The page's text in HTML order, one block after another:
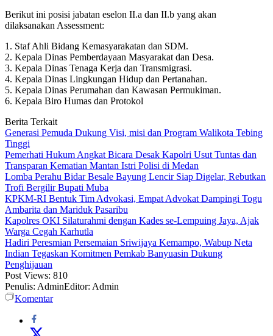
Berikut ini posisi jabatan eselon II.a dan II.b yang akan
dilaksanakan Assessment:
1. Staf Ahli Bidang Kemasyarakatan dan SDM.
2. Kepala Dinas Pemberdayaan Masyarakat dan Desa.
3. Kepala Dinas Tenaga Kerja dan Transmigrasi.
4. Kepala Dinas Lingkungan Hidup dan Pertanahan.
5. Kepala Dinas Perumahan dan Kawasan Permukiman.
6. Kepala Biro Humas dan Protokol
Berita Terkait
Generasi Pemuda Dukung Visi, misi dan Program Walikota Tebing
Tinggi
Pemerhati Hukum Angkat Bicara Desak Kapolri Usut Tuntas dan
Transparan Kematian Mantan Istri Polisi di Medan
Lomba Perahu Bidar Besale Bayung Lencir Siap Digelar, Rebutkan
Trofi Bergilir Bupati Muba
KPKM-RI Bentuk Tim Advokasi, Empat Advokat Dampingi Togu
Ambarita dan Mariduk Pasaribu
Kapolres OKI Silaturahmi dengan Kades se-Lempuing Jaya, Ajak
Warga Cegah Karhutla
Hadiri Peresmian Persemaian Sriwijaya Kemampo, Wabup Neta
Indian Tegaskan Komitmen Pemkab Banyuasin Dukung
Penghijauan
Post Views: 810
Penulis: AdminEditor: Admin
Komentar